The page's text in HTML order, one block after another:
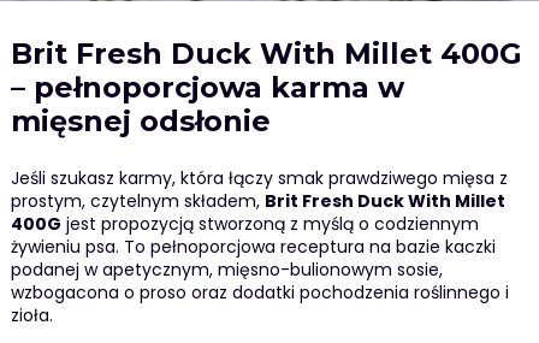
Brit Fresh Duck With Millet 400G
– pełnoporcjowa karma w
mięsnej odsłonie
Jeśli szukasz karmy, która łączy smak prawdziwego mięsa z
prostym, czytelnym składem, Brit Fresh Duck With Millet
400G jest propozycją stworzoną z myślą o codziennym
żywieniu psa. To pełnoporcjowa receptura na bazie kaczki
podanej w apetycznym, mięsno-bulionowym sosie,
wzbogacona o proso oraz dodatki pochodzenia roślinnego i
zioła.